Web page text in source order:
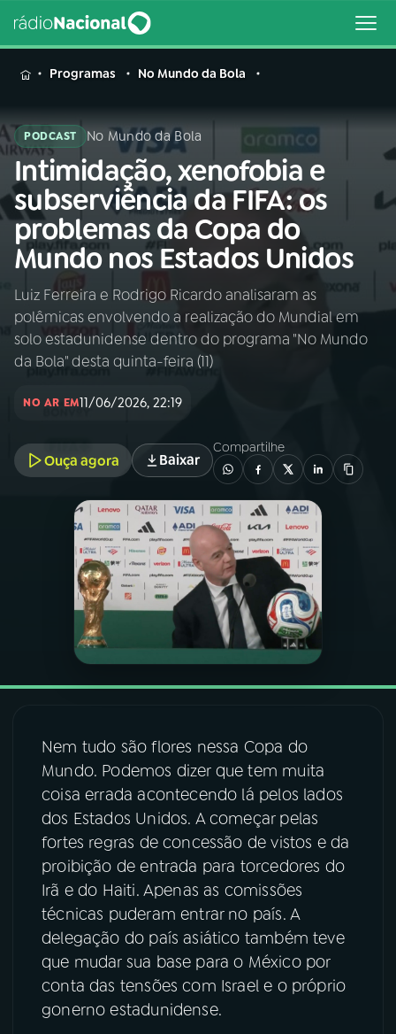
MENU
Buscar
na
Rádio
Nacional
Buscar
AO VIVO
01INÍCIO
PROGRAMAS
PODCASTS
VIDEOCASTS
ACOMPANHE A RÁDIO NACIONAL
YouTube Facebook
Instagram X
TikTok
Programas No Mundo da Bola
PODCAST No Mundo da Bola
Intimidação, xenofobia e
subserviência da FIFA: os
problemas da Copa do
Mundo nos Estados Unidos
Luiz Ferreira e Rodrigo Ricardo analisaram as
polêmicas envolvendo a realização do Mundial em
solo estadunidense dentro do programa "No Mundo
da Bola" desta quinta-feira (11)
NO AR EM11/06/2026, 22:19
Ouça agora Baixar
Compartilhe
Nem tudo são flores nessa Copa do
Mundo. Podemos dizer que tem muita
coisa errada acontecendo lá pelos lados
dos Estados Unidos. A começar pelas
fortes regras de concessão de vistos e da
proibição de entrada para torcedores do
Irã e do Haiti. Apenas as comissões
técnicas puderam entrar no país. A
delegação do país asiático também teve
que mudar sua base para o México por
conta das tensões com Israel e o próprio
gonerno estadunidense.